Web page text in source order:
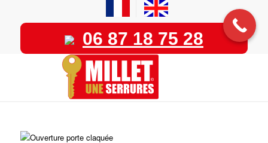
06 87 18 75 28